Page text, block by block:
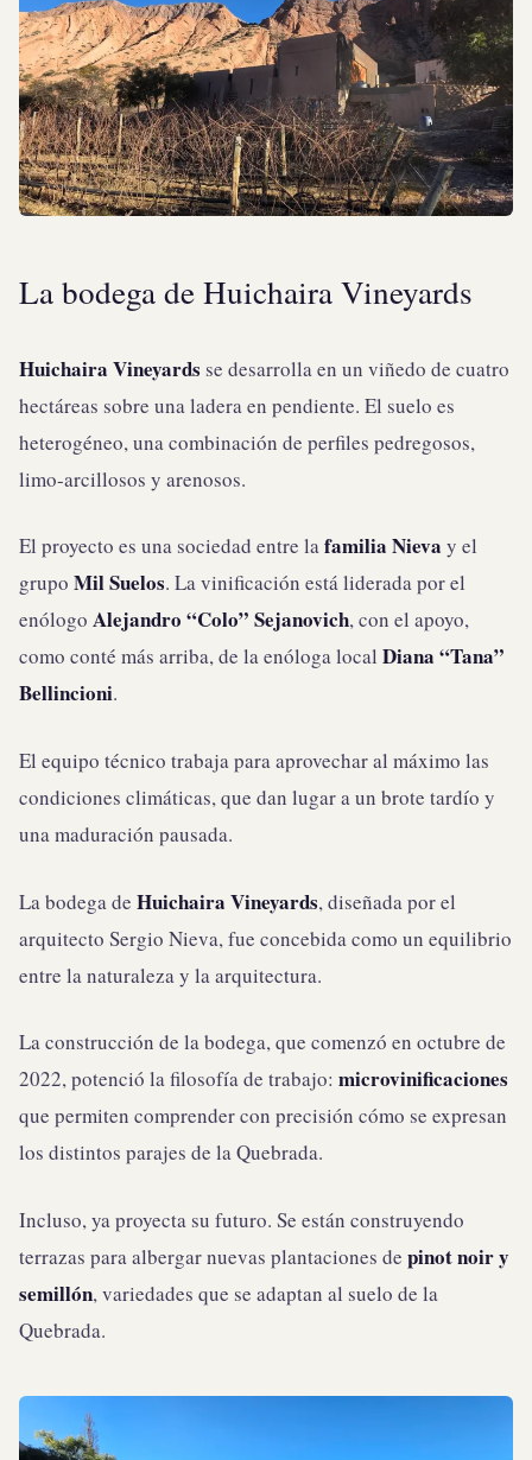
La bodega de Huichaira Vineyards
Huichaira Vineyards se desarrolla en un viñedo de cuatro
hectáreas sobre una ladera en pendiente. El suelo es
heterogéneo, una combinación de perfiles pedregosos,
limo-arcillosos y arenosos.
El proyecto es una sociedad entre lafamilia Nieva y el
grupo Mil Suelos. La vinificación está liderada por el
enólogo Alejandro “Colo” Sejanovich, con el apoyo,
como conté más arriba, de la enóloga local Diana “Tana”
Bellincioni.
El equipo técnico trabaja para aprovechar al máximo las
condiciones climáticas, que dan lugar a un brote tardío y
una maduración pausada.
La bodega de Huichaira Vineyards, diseñada por el
arquitecto Sergio Nieva, fue concebida como un equilibrio
entre la naturaleza y la arquitectura.
La construcción de la bodega, que comenzó en octubre de
2022, potenció la filosofía de trabajo: microvinificaciones
que permiten comprender con precisión cómo se expresan
los distintos parajes de la Quebrada.
Incluso, ya proyecta su futuro. Se están construyendo
terrazas para albergar nuevas plantaciones de pinot noir y
semillón, variedades que se adaptan al suelo de la
Quebrada.